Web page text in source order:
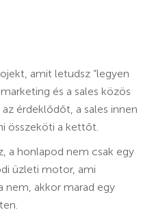
amit letudsz “legyen
és a sales közös
érdeklődőt, a sales innen
összeköti a kettőt.
a honlapod nem csak egy
üzleti motor, ami
nem, akkor marad egy